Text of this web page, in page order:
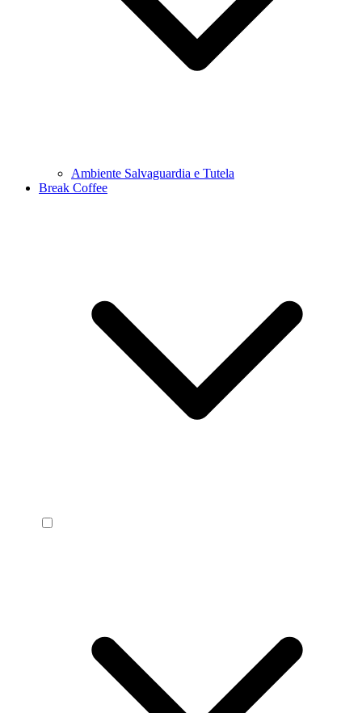
Ambiente Salvaguardia e Tutela
Break Coffee